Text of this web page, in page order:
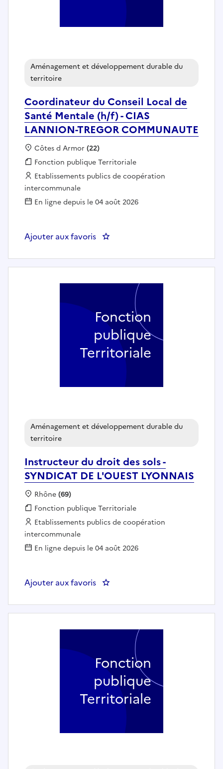
Coordinateur du Conseil Local de
Santé Mentale (h/f) - CIAS
LANNION-TREGOR COMMUNAUTE
Aménagement et développement durable du
territoire
Localisation :
Côtes d Armor (22)
Fonction publique :
Fonction publique Territoriale
Employeur :
Etablissements publics de coopération
intercommunale
En ligne depuis le 04 août 2026
Ajouter aux favoris : Coordinateur du Conseil Local
Instructeur du droit des sols -
SYNDICAT DE L'OUEST LYONNAIS
Aménagement et développement durable du
territoire
Localisation :
Rhône(69)
Fonction publique :
Fonction publique Territoriale
Employeur :
Etablissements publics de coopération
intercommunale
En ligne depuis le 04 août 2026
Ajouter aux favoris : Instructeur du droit des sols -
Fonction
publique
Territoriale
Fonction
publique
Territoriale